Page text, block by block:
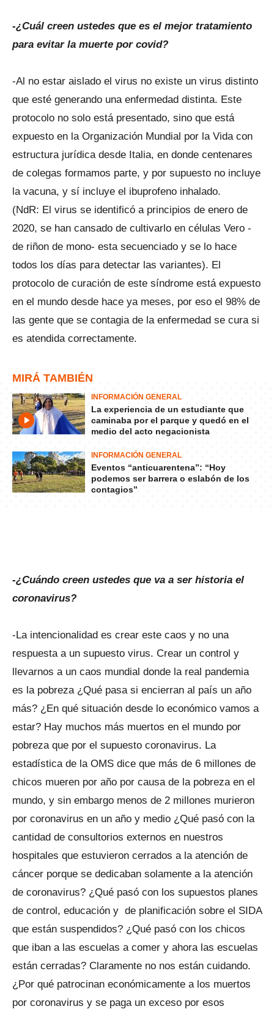
-¿Cuál creen ustedes que es el mejor tratamiento
para evitar la muerte por covid?
-Al no estar aislado el virus no existe un virus distinto
que esté generando una enfermedad distinta. Este
protocolo no solo está presentado, sino que está
expuesto en la Organización Mundial por la Vida con
estructura jurídica desde Italia, en donde centenares
de colegas formamos parte, y por supuesto no incluye
la vacuna, y sí incluye el ibuprofeno inhalado.
(NdR: El virus se identificó a principios de enero de
2020, se han cansado de cultivarlo en células Vero -
de riñon de mono- esta secuenciado y se lo hace
todos los días para detectar las variantes). El
protocolo de curación de este síndrome está expuesto
en el mundo desde hace ya meses, por eso el 98% de
las gente que se contagia de la enfermedad se cura si
es atendida correctamente.
MIRÁ TAMBIÉN
INFORMACIÓN GENERAL
La experiencia de un estudiante que
caminaba por el parque y quedó en el
medio del acto negacionista
INFORMACIÓN GENERAL
Eventos “anticuarentena”: “Hoy
podemos ser barrera o eslabón de los
contagios”
-¿Cuándo creen ustedes que va a ser historia el
coronavirus?
-La intencionalidad es crear este caos y no una
respuesta a un supuesto virus. Crear un control y
llevarnos a un caos mundial donde la real pandemia
es la pobreza ¿Qué pasa si encierran al país un año
más? ¿En qué situación desde lo económico vamos a
estar? Hay muchos más muertos en el mundo por
pobreza que por el supuesto coronavirus. La
estadística de la OMS dice que más de 6 millones de
chicos mueren por año por causa de la pobreza en el
mundo, y sin embargo menos de 2 millones murieron
por coronavirus en un año y medio ¿Qué pasó con la
cantidad de consultorios externos en nuestros
hospitales que estuvieron cerrados a la atención de
cáncer porque se dedicaban solamente a la atención
de coronavirus? ¿Qué pasó con los supuestos planes
de control, educación y de planificación sobre el SIDA
que están suspendidos? ¿Qué pasó con los chicos
que iban a las escuelas a comer y ahora las escuelas
están cerradas? Claramente no nos están cuidando.
¿Por qué patrocinan económicamente a los muertos
por coronavirus y se paga un exceso por esos